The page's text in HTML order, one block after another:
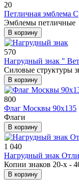
20
Петличная эмблема
Эмблемы петличные
В корзину
570
Нагрудный знак "
Силовые структуры
В корзину
800
Флаг Москвы 90x135
Флаги
В корзину
1 040
Нагрудный знак
Копии знаков 20-х -
В корзину